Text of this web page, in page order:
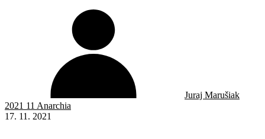
Juraj Marušiak
2021 11 Anarchia
17. 11. 2021